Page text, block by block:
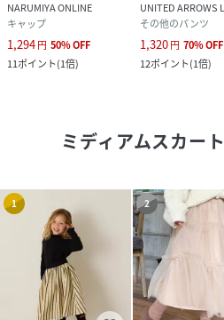
NARUMIYA ONLINE
キャップ
1,294円 50%OFF
11ポイント(1倍)
その他のパンツ
1,320円 70%OFF
12ポイント(1倍)
ミディアムスカート
1 2